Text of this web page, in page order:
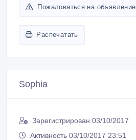
Пожаловаться на объявление
Распечатать
Sophia
Зарегистрирован 03/10/2017
Активность 03/10/2017 23:51